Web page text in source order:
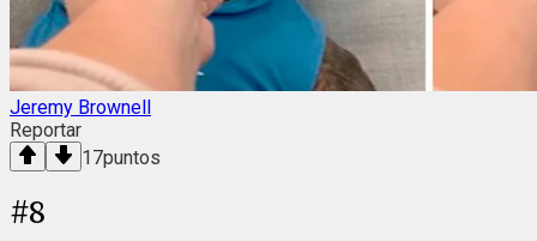
Jeremy Brownell
Reportar
17puntos
#8